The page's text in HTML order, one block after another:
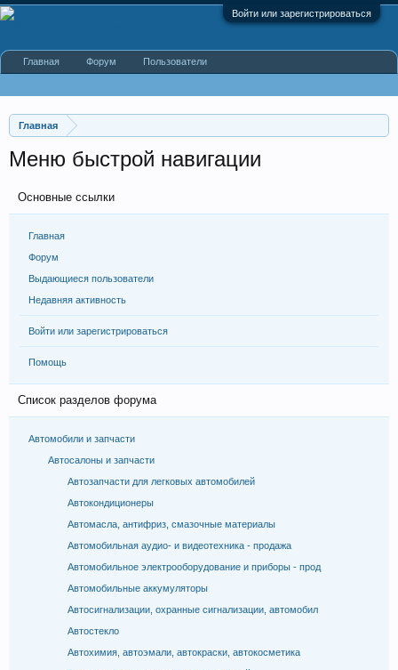
Войти или зарегистрироваться
Главная
Меню быстрой навигации
Основные ссылки
Главная
Форум
Выдающиеся пользователи
Недавняя активность
Войти или зарегистрироваться
Помощь
Список разделов форума
Автомобили и запчасти
Автосалоны и запчасти
Автозапчасти для легковых автомобилей
Автокондиционеры
Автомасла, антифриз, смазочные материалы
Автомобильная аудио- и видеотехника - продажа
Автомобильное электрооборудование и приборы - прод
Автомобильные аккумуляторы
Автосигнализации, охранные сигнализации, автомобил
Автостекло
Автохимия, автоэмали, автокраски, автокосметика
Главная Форум Пользователи